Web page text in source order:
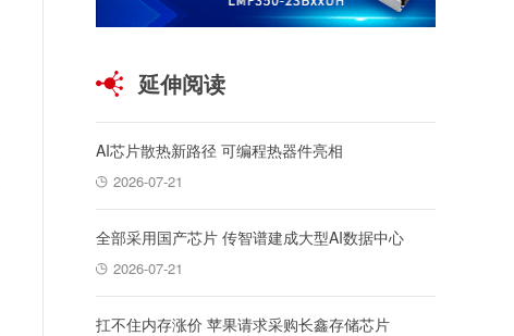
延伸阅读
AI芯片散热新路径 可编程热器件亮相
2026-07-21
全部采用国产芯片 传智谱建成大型AI数据中心
2026-07-21
扛不住内存涨价 苹果请求采购长鑫存储芯片